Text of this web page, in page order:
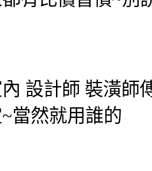
設計師 裝潢師
當然就用誰的